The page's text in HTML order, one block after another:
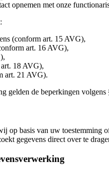
opnemen met onze
(conform art. 15 AVG),
art. 16 AVG),
18 AVG),
art. 21 AVG).
gelden de beperkingen
op basis van uw toestemming
gegevens direct over te